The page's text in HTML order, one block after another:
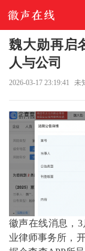
魏大勋再启
人与公司
2026-03-17 23:19:41 未
徽声在线消息，
业律师事务所，